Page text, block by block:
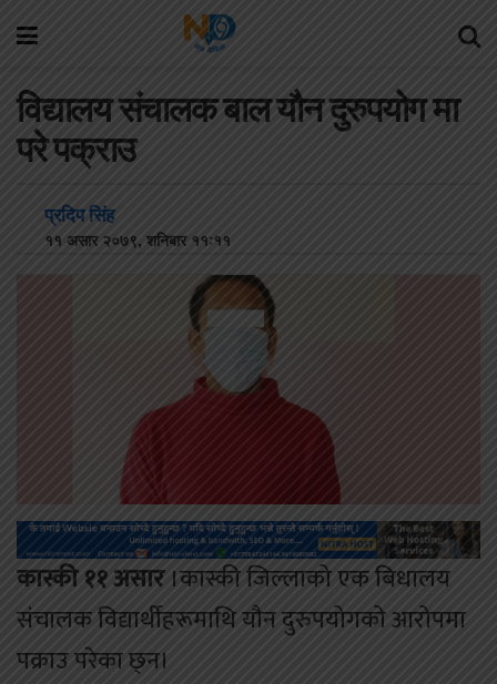
विद्यालय संचालक बाल यौन दुरुपयोग मा
परे पक्राउ
प्रदिप सिंह
११ असार २०७९, शनिबार ११:११
कास्की ११ असार।कास्की जिल्लाको एक बिधालय
संचालक विद्यार्थीहरूमाथि यौन दुरुपयोगको आरोपमा
पक्राउ परेका छ्न।